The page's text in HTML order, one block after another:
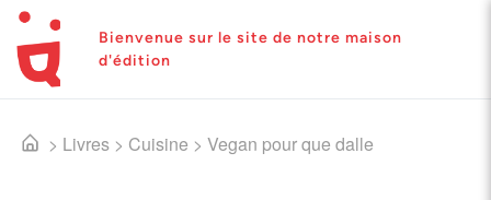
Bienvenue sur le site de notre maison
d'édition
> Livres > Cuisine > Vegan pour que dalle